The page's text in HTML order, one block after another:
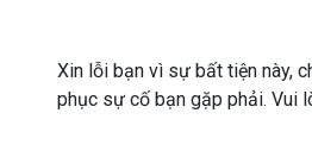
Xin lỗi bạn vì sự bất tiện này,
phục sự cố bạn gặp phải. Vui